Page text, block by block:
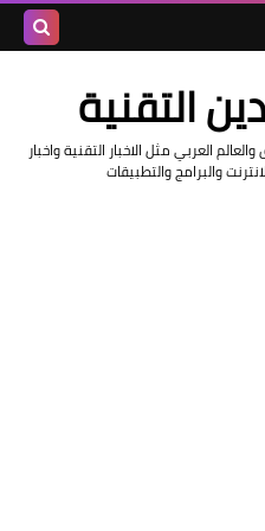
التقنية
العربي مثل الاخبار التقنية واخبار
والبرامج والتطبيقات